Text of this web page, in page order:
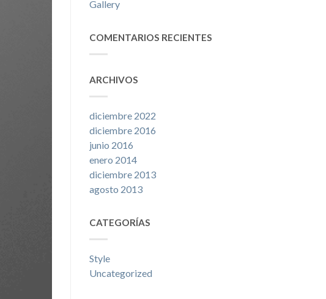
Gallery
COMENTARIOS RECIENTES
ARCHIVOS
diciembre 2022
diciembre 2016
junio 2016
enero 2014
diciembre 2013
agosto 2013
CATEGORÍAS
Style
Uncategorized